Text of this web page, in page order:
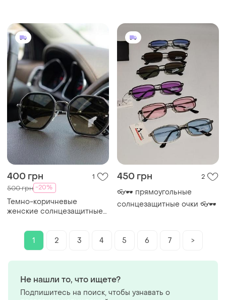
400 грн 1
500 грн -20%
Темно-коричневые
женские солнцезащитные
450 грн 2
👓🕶️ прямоугольные
солнцезащитные очки 👓🕶️
1 2 3 4 5 6 7 >
Не нашли то, что ищете?
Подпишитесь на поиск, чтобы узнавать о